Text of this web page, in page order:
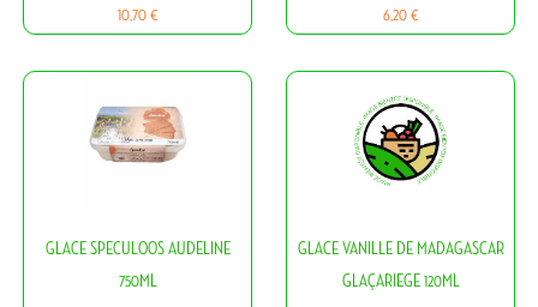
Prix
10,70 € Prix
6,20 €
GLACE SPECULOOS AUDELINE
750ML
GLACE VANILLE DE MADAGASCAR
GLAÇARIEGE 120ML